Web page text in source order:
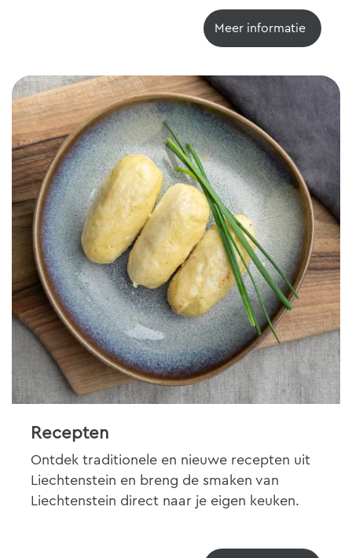
Meer informatie
Recepten
Ontdek traditionele en nieuwe recepten uit
Liechtenstein en breng de smaken van
Liechtenstein direct naar je eigen keuken.